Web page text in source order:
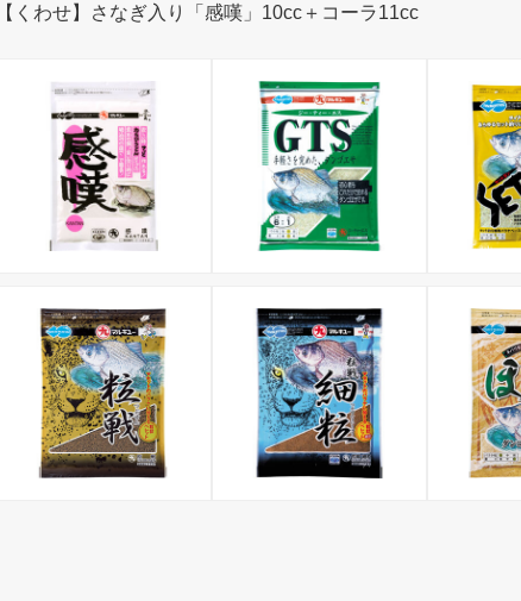
【くわせ】さなぎ入り「感嘆」10cc＋コーラ11cc